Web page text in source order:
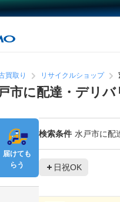
買取り リサイクルショップ
戸市に配達・デリ
検索条件 水戸市に配
日祝OK
届けても
らう